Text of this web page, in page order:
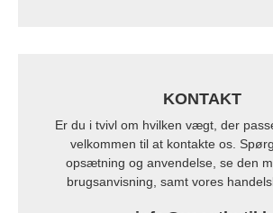
KONTAKT
Er du i tvivl om hvilken vægt, der
velkommen til at kontakte os.
opsætning og anvendelse, se den
brugsanvisning, samt vores